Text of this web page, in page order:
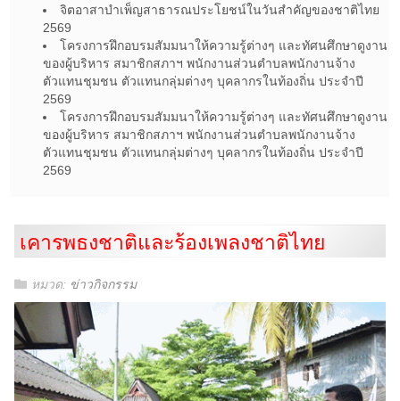
จิตอาสาบำเพ็ญสาธารณประโยชน์ในวันสำคัญของชาติไทย
2569
โครงการฝึกอบรมสัมมนาให้ความรู้ต่างๆ และทัศนศึกษาดูงาน
ของผู้บริหาร สมาชิกสภาฯ พนักงานส่วนตำบลพนักงานจ้าง
ตัวแทนชุมชน ตัวแทนกลุ่มต่างๆ บุคลากรในท้องถิ่น ประจำปี
2569
โครงการฝึกอบรมสัมมนาให้ความรู้ต่างๆ และทัศนศึกษาดูงาน
ของผู้บริหาร สมาชิกสภาฯ พนักงานส่วนตำบลพนักงานจ้าง
ตัวแทนชุมชน ตัวแทนกลุ่มต่างๆ บุคลากรในท้องถิ่น ประจำปี
2569
เคารพธงชาติและร้องเพลงชาติไทย
หมวด: ข่าวกิจกรรม